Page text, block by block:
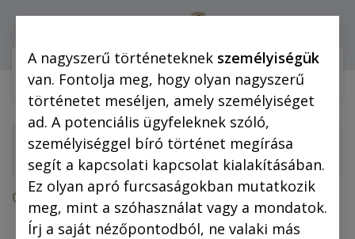
0
Webshop (mobilra)
Összes termék A nevető ember
A nagyszerű történeteknek személyiségük
van. Fontolja meg, hogy olyan nagyszerű
történetet meséljen, amely személyiséget
ad. A potenciális ügyfeleknek szóló,
személyiséggel bíró történet megírása
segít a kapcsolati kapcsolat kialakításában.
Ez olyan apró furcsaságokban mutatkozik
meg, mint a szóhasználat vagy a mondatok.
Írj a saját nézőpontodból, ne valaki más